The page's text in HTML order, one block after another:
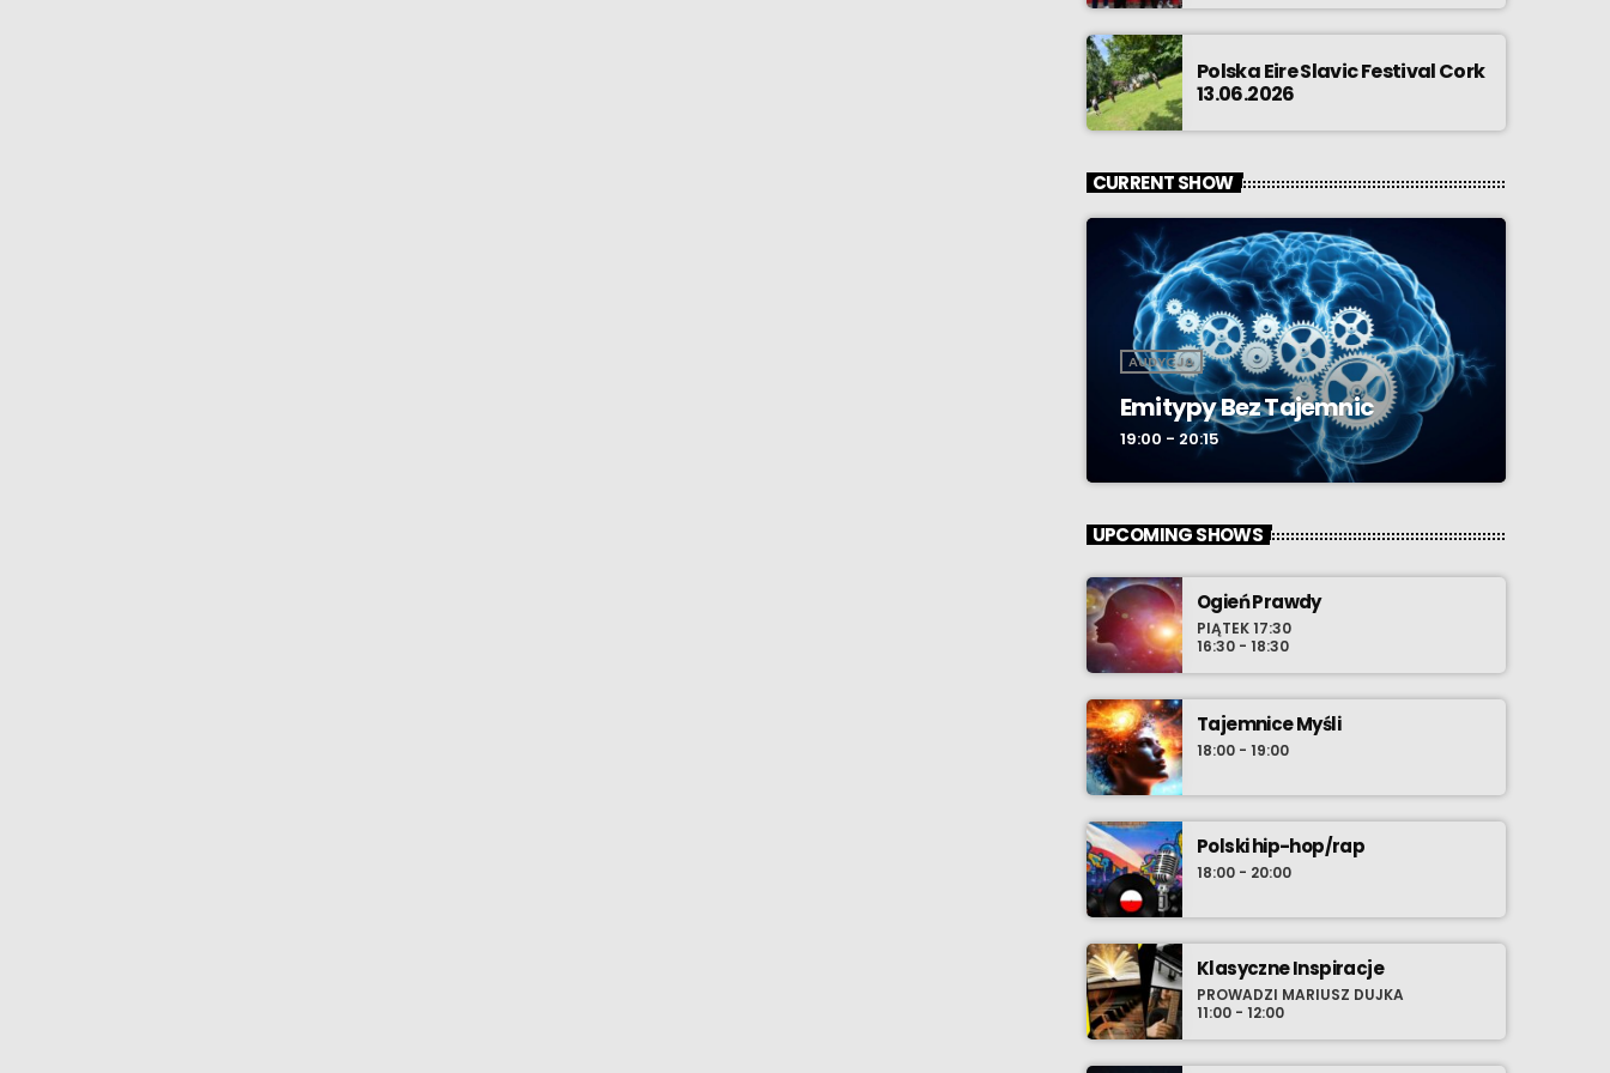
Polska Eire Slavic Festival Cork
13.06.2026
CURRENT SHOW
AUDYCJA
Emitypy Bez Tajemnic
19:00 - 20:15
UPCOMING SHOWS
Ogień Prawdy
PIĄTEK 17:30
16:30 - 18:30
Tajemnice Myśli
18:00 - 19:00
Polski hip-hop/rap
18:00 - 20:00
Klasyczne Inspiracje
PROWADZI MARIUSZ DUJKA
11:00 - 12:00